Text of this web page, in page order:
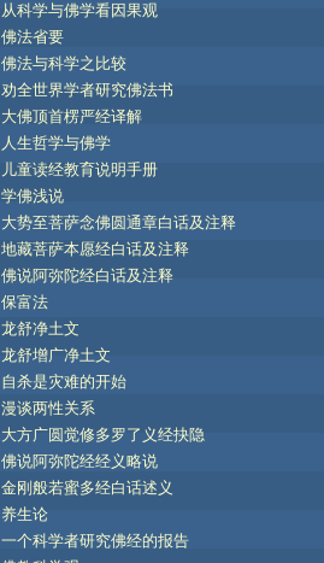
从科学与佛学看因果观
佛法省要
佛法与科学之比较
劝全世界学者研究佛法书
大佛顶首楞严经译解
人生哲学与佛学
儿童读经教育说明手册
学佛浅说
大势至菩萨念佛圆通章白话及注释
地藏菩萨本愿经白话及注释
佛说阿弥陀经白话及注释
保富法
龙舒净土文
龙舒增广净土文
自杀是灾难的开始
漫谈两性关系
大方广圆觉修多罗了义经抉隐
佛说阿弥陀经经义略说
金刚般若蜜多经白话述义
养生论
一个科学者研究佛经的报告